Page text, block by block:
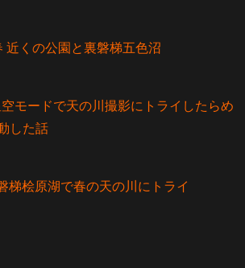
近くの公園と裏磐梯五色沼
モードで天の川撮影にトライしたらめ
した話
梯桧原湖で春の天の川にトライ